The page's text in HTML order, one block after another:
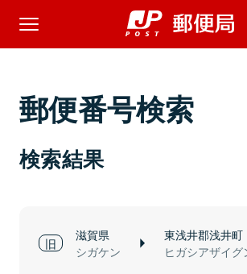
郵便番号検索
検索結果
滋賀県
シガケン
東浅井郡浅井町
ヒガシアザイ